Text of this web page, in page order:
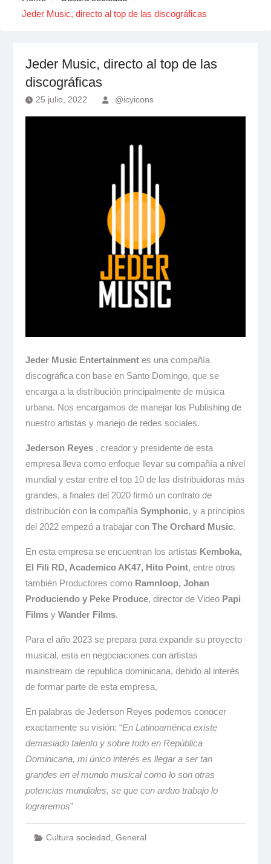
Jeder Music, directo al top de las discográficas
Jeder Music, directo al top de las
discográficas
25 julio, 2022 @icyicons
Jeder Music Entertainmentes una compañía
discográfica con base en Santo Domingo, que se
encarga a la distribución principalmente de música
urbana. Nos encargamos de manejar los Publishing de
nuestro artistas y manejo de redes sociales.
Jederson Reyes, creador y presidente de esta
empresa lleva como enfoque llevar su compañía a nivel
mundial y estar entre el top 10 de las distribuidoras más
grandes, a finales del 2020 firmó un contrato de
distribución con la compañía Symphonic, y a principios
del 2022 empezó a trabajar con The Orchard Music.
En esta empresa se encuentran los artistas Kemboka,
El Fili RD, Academico AK47, Hito Point, entre otros
también Productores como Ramnloop, Johan
Produciendo y Peke Produce, director de Video Papi
Filmsy Wander Films.
Para el año 2023 se prepara para expandir su proyecto
musical, esta en negociaciones con artistas
mainstream de republica dominicana, debido al interés
de formar parte de esta empresa.
En palabras de Jederson Reyes podemos conocer
exactamente su visión: “En Latinoamérica existe
demasiado talento y sobre todo en República
Dominicana, mi único interés es llegar a ser tan
grandes en el mundo musical como lo son otras
potencias mundiales, se que con arduo trabajo lo
lograremos”
Cultura sociedad, General